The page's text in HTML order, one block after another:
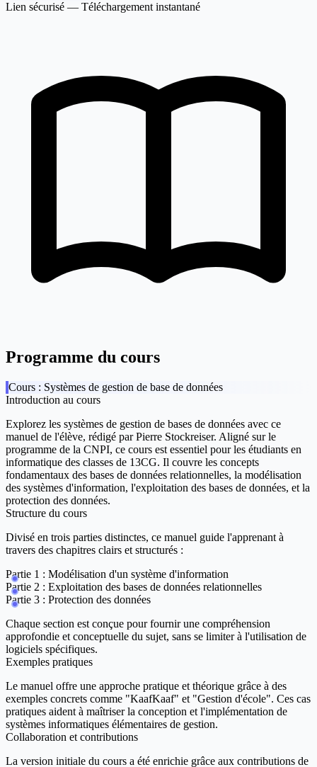
Lien sécurisé — Téléchargement instantané
Programme du cours
Cours : Systèmes de gestion de base de données
Introduction au cours
Explorez les systèmes de gestion de bases de données avec ce
manuel de l'élève, rédigé parPierre Stockreiser. Aligné sur le
programme de la CNPI, ce cours est essentiel pour les étudiants en
informatique des classes de 13CG. Il couvre les concepts
fondamentaux des bases de données relationnelles, la modélisation
des systèmes d'information, l'exploitation des bases de données, et la
protection des données.
Structure du cours
Divisé en trois parties distinctes, ce manuel guide l'apprenant à
travers des chapitres clairs et structurés :
Partie 1 : Modélisation d'un système d'information
Partie 2 : Exploitation des bases de données relationnelles
Partie 3 : Protection des données
Chaque section est conçue pour fournir une compréhension
approfondie et conceptuelle du sujet, sans se limiter à l'utilisation de
logiciels spécifiques.
Exemples pratiques
Le manuel offre une approche pratique et théorique grâce à des
exemples concrets comme "KaafKaaf" et "Gestion d'école". Ces cas
pratiques aident à maîtriser la conception et l'implémentation de
systèmes informatiques élémentaires de gestion.
Collaboration et contributions
La version initiale du cours a été enrichie grâce aux contributions de